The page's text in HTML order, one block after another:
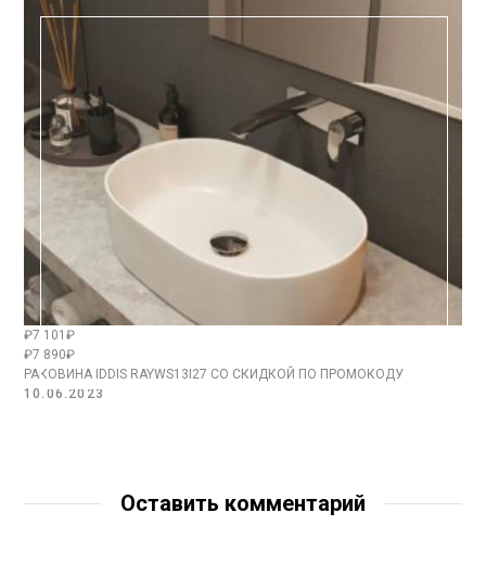
₽7 101₽
₽7 890₽
РАКОВИНА IDDIS RAYWS13I27 СО СКИДКОЙ ПО ПРОМОКОДУ
10.06.2023
Оставить комментарий